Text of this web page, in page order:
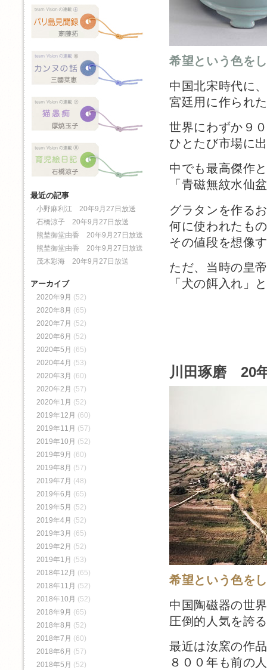
希望という色を
中国北宋時代に
宮廷用に作られ
世界にわずか９
ひとたび市場に
中でも最高傑作
「青磁無紋水仙
グラタンを作る
何に使われたも
その値段を想像
ただ、当時の皇
「犬の餌入れ」
川田琢磨 20
希望という色を
中国陶磁器の世
圧倒的人気を誇
最近は汝窯の作
８００年も前の
最近の記事
小野麻利江 20年9月27日放送
石橋涼子 20年9月27日放送
熊埜御堂由香 20年9月27日放送
熊埜御堂由香 20年9月27日放送
茂木彩海 20年9月27日放送
アーカイブ
2020年9月 (52)
2020年8月 (65)
2020年7月 (52)
2020年6月 (52)
2020年5月 (65)
2020年4月 (53)
2020年3月 (60)
2020年2月 (57)
2020年1月 (52)
2019年12月 (60)
2019年11月 (57)
2019年10月 (52)
2019年9月 (60)
2019年8月 (57)
2019年7月 (48)
2019年6月 (65)
2019年5月 (52)
2019年4月 (52)
2019年3月 (65)
2019年2月 (52)
2019年1月 (53)
2018年12月 (65)
2018年11月 (52)
2018年10月 (52)
2018年9月 (65)
2018年8月 (52)
2018年7月 (60)
2018年6月 (57)
2018年5月 (52)